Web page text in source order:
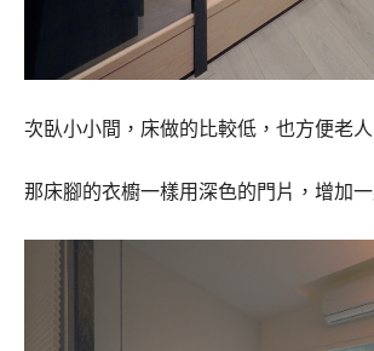
次臥小小間，床做的比較低，也方便老
那床腳的衣櫥一樣用深色的門片，增加